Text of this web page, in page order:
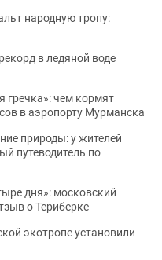
народную тропу:
в ледяной воде
гречка»: чем кормят
в аэропорту Мурманска
природы: у жителей
путеводитель по
дня»: московский
о Териберке
экотропе установили